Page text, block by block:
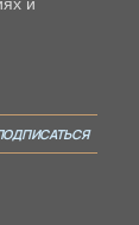
и